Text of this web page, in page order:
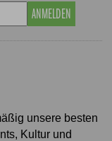
ANMELDEN
unsere besten
Kultur und